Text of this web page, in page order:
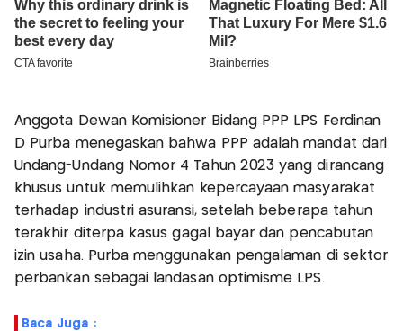
Anggota Dewan Komisioner Bidang PPP LPS Ferdinan
D Purba menegaskan bahwa PPP adalah mandat dari
Undang-Undang Nomor 4 Tahun 2023 yang dirancang
khusus untuk memulihkan kepercayaan masyarakat
terhadap industri asuransi, setelah beberapa tahun
terakhir diterpa kasus gagal bayar dan pencabutan
izin usaha. Purba menggunakan pengalaman di sektor
perbankan sebagai landasan optimisme LPS.
Baca Juga :